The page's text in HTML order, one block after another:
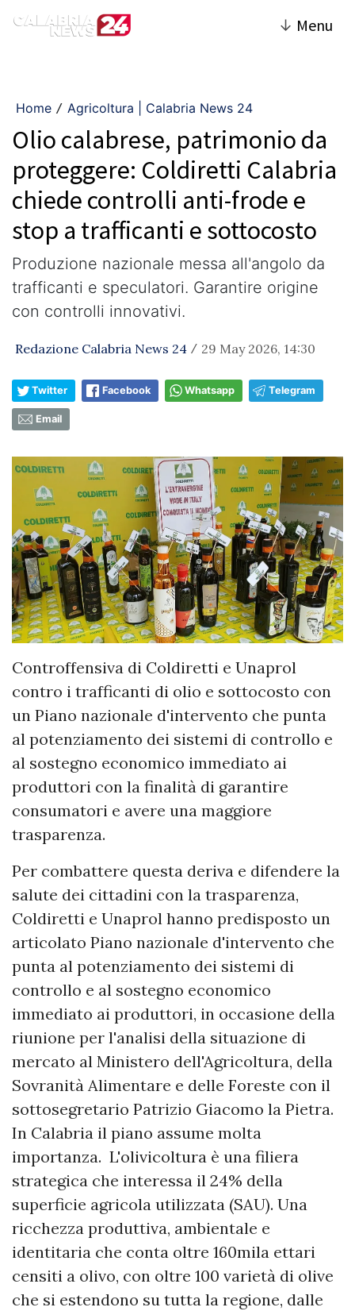
↓ Menu
Home / Agricoltura | Calabria News 24
Olio calabrese, patrimonio da
proteggere: Coldiretti Calabria
chiede controlli anti-frode e
stop a trafficanti e sottocosto
Produzione nazionale messa all'angolo da
trafficanti e speculatori. Garantire origine
con controlli innovativi.
Redazione Calabria News 24 / 29 May 2026, 14:30
Twitter Facebook Whatsapp Telegram
Email
Controffensiva di Coldiretti e Unaprol
contro i trafficanti di olio e sottocosto con
un Piano nazionale d'intervento che punta
al potenziamento dei sistemi di controllo e
al sostegno economico immediato ai
produttori con la finalità di garantire
consumatori e avere una maggiore
trasparenza.
Per combattere questa deriva e difendere la
salute dei cittadini con la trasparenza,
Coldiretti e Unaprol hanno predisposto un
articolato Piano nazionale d'intervento che
punta al potenziamento dei sistemi di
controllo e al sostegno economico
immediato ai produttori, in occasione della
riunione per l'analisi della situazione di
mercato al Ministero dell'Agricoltura, della
Sovranità Alimentare e delle Foreste con il
sottosegretario Patrizio Giacomo la Pietra.
In Calabria il piano assume molta
importanza. L'olivicoltura è una filiera
strategica che interessa il 24% della
superficie agricola utilizzata (SAU). Una
ricchezza produttiva, ambientale e
identitaria che conta oltre 160mila ettari
censiti a olivo, con oltre 100 varietà di olive
che si estendono su tutta la regione, dalle